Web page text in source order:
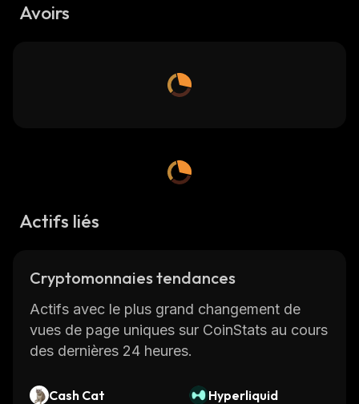
Avoirs
Actifs liés
Cryptomonnaies tendances
Actifs avec le plus grand changement de
vues de page uniques sur CoinStats au cours
des dernières 24 heures.
Cash Cat
Hyperliquid